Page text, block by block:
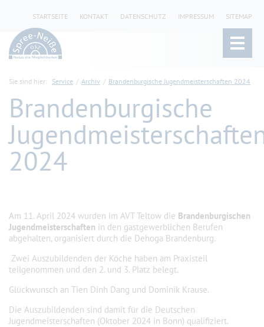
STARTSEITE KONTAKT DATENSCHUTZ IMPRESSUM SITEMAP
Sie sind hier: Service Archiv Brandenburgische Jugendmeisterschaften 2024
Brandenburgische
2024
Am 11. April 2024 wurden im AVT Teltow die Brandenburgischen
Jugendmeisterschaften in den gastgewerblichen Berufen
abgehalten, organisiert durch die Dehoga Brandenburg.
Zwei Auszubildenden der Köche haben am Praxisteil
teilgenommen und den 2. und 3. Platz belegt.
Glückwunsch an Tien Dinh Dang und Dominik Krause.
Die Auszubildenden sind damit für die Deutschen
Jugendmeisterschaften (Oktober 2024 in Bonn) qualifiziert.